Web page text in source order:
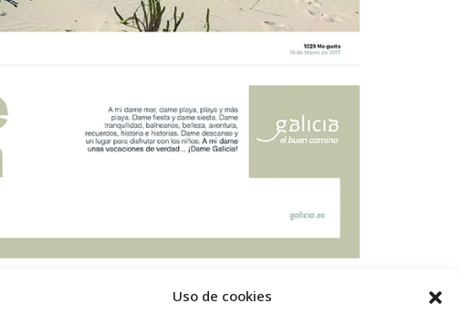
Uso de cookies